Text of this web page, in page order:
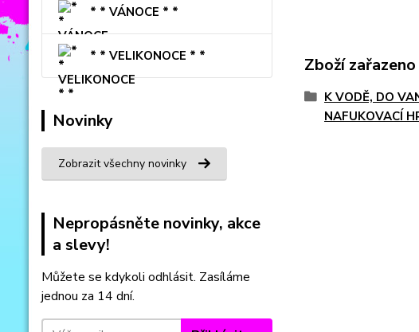
* * VÁNOCE * *
* * VELIKONOCE * *
Novinky
Zobrazit všechny novinky
Nepropásněte novinky, akce
a slevy!
Můžete se kdykoli odhlásit. Zasíláme
jednou za 14 dní.
Zboží
K VODĚ, DO
NAFUKOVACÍ